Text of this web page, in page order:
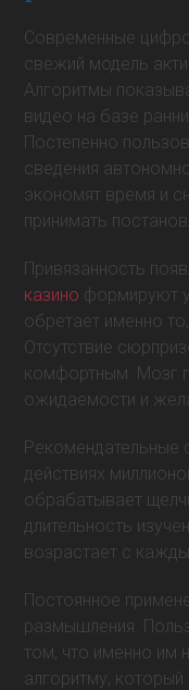
Современные
свежий модель
Алгоритмы
видео на базе
Постепенно
сведения
экономят время и
принимать
Привязанность
казино формируют
обретает именно
Отсутствие
комфортным. Мозг
ожидаемости и
Рекомендательные
действиях
обрабатывает
длительность
возрастает с
Постоянное
размышления.
том, что именно им
алгоритму,